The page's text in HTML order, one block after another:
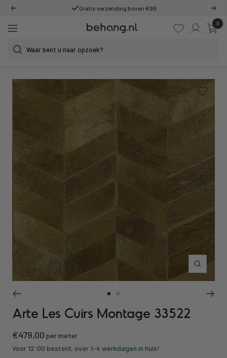
naar
content
Vorige Gratis verzending boven €99
0
Behang.nl
Navigatie
Inzoomen
naarnaar
Arte Les Cuirs Montage 33522
Kortings
prijs
€479,00 per meter
Voor 12:00 besteld, over 1-4 werkdagen in huis!